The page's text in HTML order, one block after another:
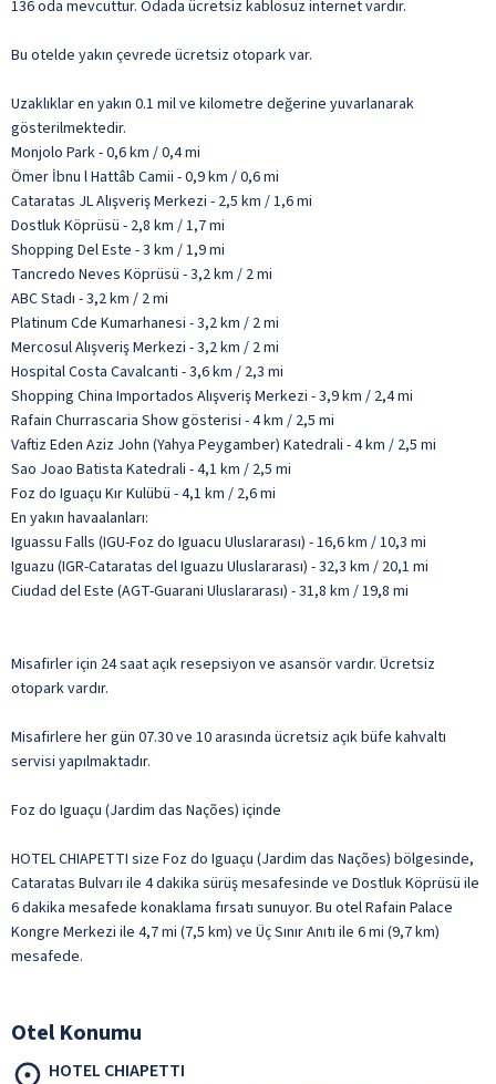
136 oda mevcuttur. Odada ücretsiz kablosuz internet vardır.
Bu otelde yakın çevrede ücretsiz otopark var.
Uzaklıklar en yakın 0.1 mil ve kilometre değerine yuvarlanarak
gösterilmektedir.
Monjolo Park - 0,6 km / 0,4 mi
Ömer İbnu l Hattâb Camii - 0,9 km / 0,6 mi
Cataratas JL Alışveriş Merkezi - 2,5 km / 1,6 mi
Dostluk Köprüsü - 2,8 km / 1,7 mi
Shopping Del Este - 3 km / 1,9 mi
Tancredo Neves Köprüsü - 3,2 km / 2 mi
ABC Stadı - 3,2 km / 2 mi
Platinum Cde Kumarhanesi - 3,2 km / 2 mi
Mercosul Alışveriş Merkezi - 3,2 km / 2 mi
Hospital Costa Cavalcanti - 3,6 km / 2,3 mi
Shopping China Importados Alışveriş Merkezi - 3,9 km / 2,4 mi
Rafain Churrascaria Show gösterisi - 4 km / 2,5 mi
Vaftiz Eden Aziz John (Yahya Peygamber) Katedrali - 4 km / 2,5 mi
Sao Joao Batista Katedrali - 4,1 km / 2,5 mi
Foz do Iguaçu Kır Kulübü - 4,1 km / 2,6 mi
En yakın havaalanları:
Iguassu Falls (IGU-Foz do Iguacu Uluslararası) - 16,6 km / 10,3 mi
Iguazu (IGR-Cataratas del Iguazu Uluslararası) - 32,3 km / 20,1 mi
Ciudad del Este (AGT-Guarani Uluslararası) - 31,8 km / 19,8 mi
Misafirler için 24 saat açık resepsiyon ve asansör vardır. Ücretsiz
otopark vardır.
Misafirlere her gün 07.30 ve 10 arasında ücretsiz açık büfe kahvaltı
servisi yapılmaktadır.
Foz do Iguaçu (Jardim das Nações) içinde
HOTEL CHIAPETTI size Foz do Iguaçu (Jardim das Nações) bölgesinde,
Cataratas Bulvarı ile 4 dakika sürüş mesafesinde ve Dostluk Köprüsü ile
6 dakika mesafede konaklama fırsatı sunuyor. Bu otel Rafain Palace
Kongre Merkezi ile 4,7 mi (7,5 km) ve Üç Sınır Anıtı ile 6 mi (9,7 km)
mesafede.
Otel Konumu
HOTEL CHIAPETTI